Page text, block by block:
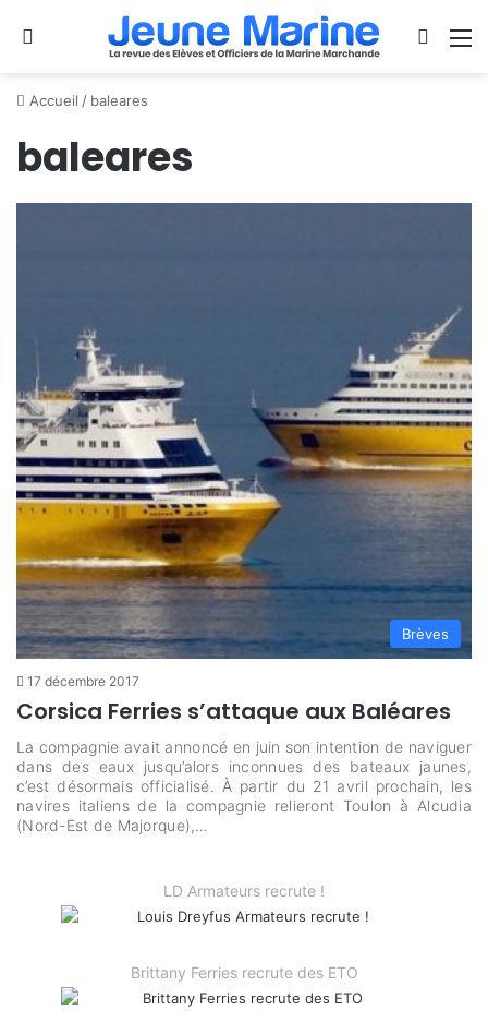
Se connecter
Accueil / baleares
baleares
Brèves
17 décembre 2017
Corsica Ferries s’attaque aux Baléares
La compagnie avait annoncé en juin son intention de naviguer
dans des eaux jusqu’alors inconnues des bateaux jaunes,
c’est désormais officialisé. À partir du 21 avril prochain, les
navires italiens de la compagnie relieront Toulon à Alcudia
(Nord-Est de Majorque),…
LD Armateurs recrute !
Brittany Ferries recrute des ETO